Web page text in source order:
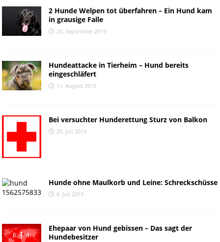
2 Hunde Welpen tot überfahren – Ein Hund kam
in grausige Falle
20. September 2019
Hundeattacke in Tierheim – Hund bereits
eingeschläfert
11. August 2019
Bei versuchter Hunderettung Sturz von Balkon
25. Juli 2019
Hunde ohne Maulkorb und Leine: Schreckschüsse
8. Juli 2019
Ehepaar von Hund gebissen – Das sagt der
Hundebesitzer